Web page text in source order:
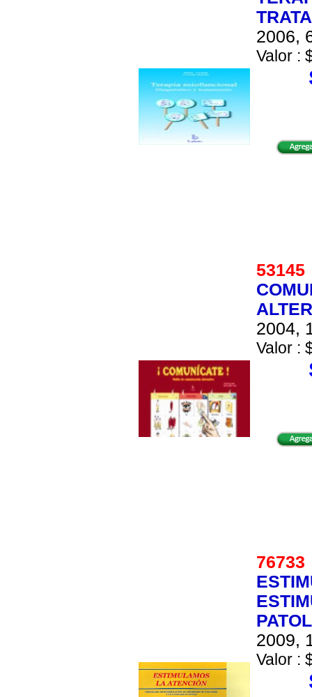
2006,
Valor :
2004,
Valor :
2009,
Valor :